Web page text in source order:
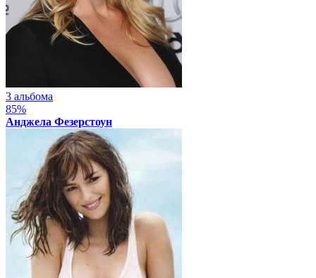
3 альбома
85%
Анджела Фезерстоун